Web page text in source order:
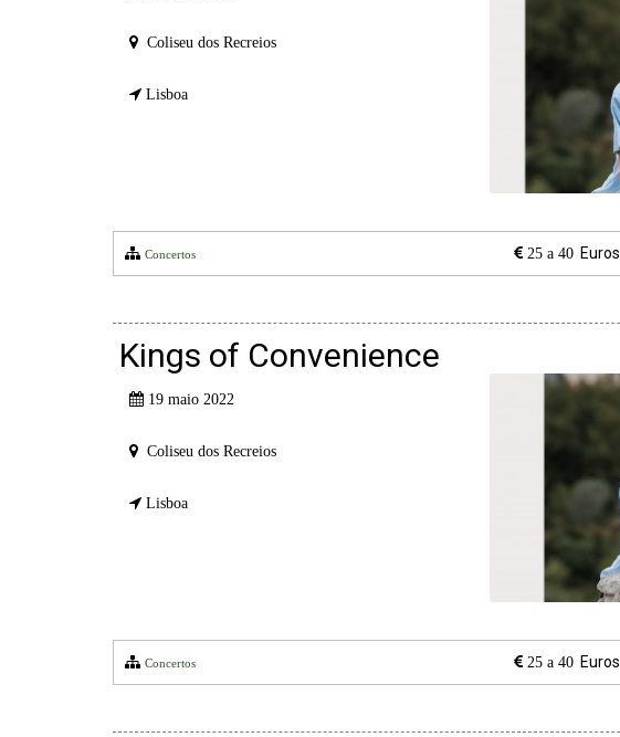
Coliseu dos Recreios
Lisboa
Concertos 25 a 40 Euros
Kings of Convenience
19 maio 2022
Coliseu dos Recreios
Lisboa
Concertos 25 a 40 Euros